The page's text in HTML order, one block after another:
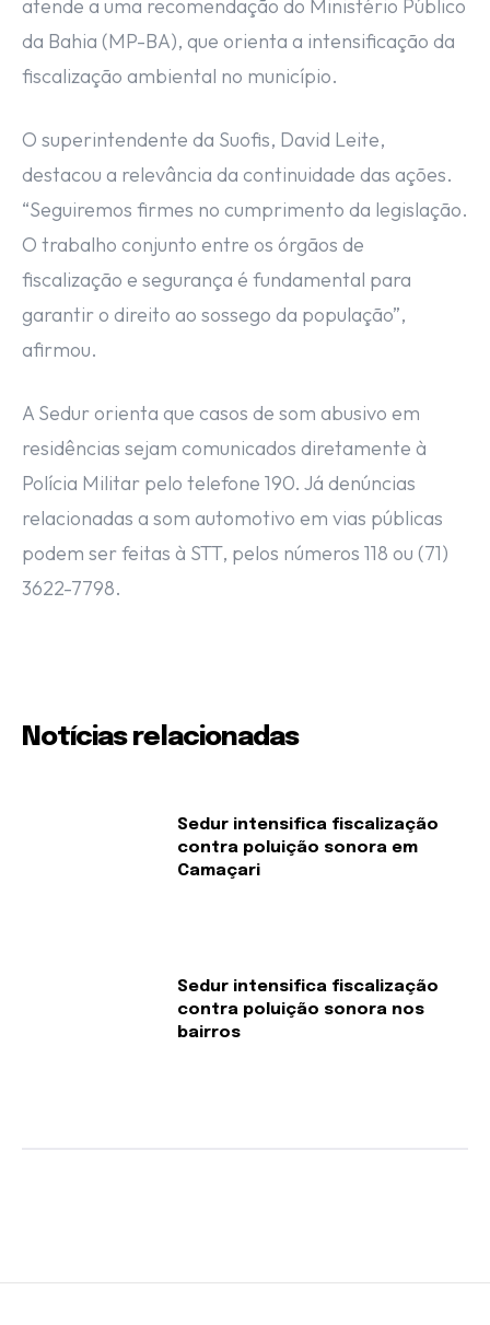
atende a uma recomendação do Ministério Público
da Bahia (MP-BA), que orienta a intensificação da
fiscalização ambiental no município.
O superintendente da Suofis, David Leite,
destacou a relevância da continuidade das ações.
“Seguiremos firmes no cumprimento da legislação.
O trabalho conjunto entre os órgãos de
fiscalização e segurança é fundamental para
garantir o direito ao sossego da população”,
afirmou.
A Sedur orienta que casos de som abusivo em
residências sejam comunicados diretamente à
Polícia Militar pelo telefone 190. Já denúncias
relacionadas a som automotivo em vias públicas
podem ser feitas à STT, pelos números 118 ou (71)
3622-7798.
Notícias relacionadas
Sedur intensifica fiscalização
contra poluição sonora em
Camaçari
Sedur intensifica fiscalização
contra poluição sonora nos
bairros